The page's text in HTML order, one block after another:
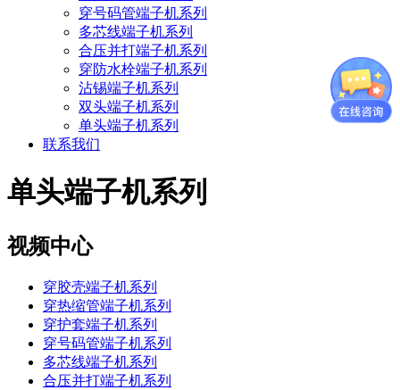
穿号码管端子机系列
多芯线端子机系列
合压并打端子机系列
穿防水栓端子机系列
沾锡端子机系列
双头端子机系列
单头端子机系列
联系我们
单头端子机系列
视频中心
穿胶壳端子机系列
穿热缩管端子机系列
穿护套端子机系列
穿号码管端子机系列
多芯线端子机系列
合压并打端子机系列